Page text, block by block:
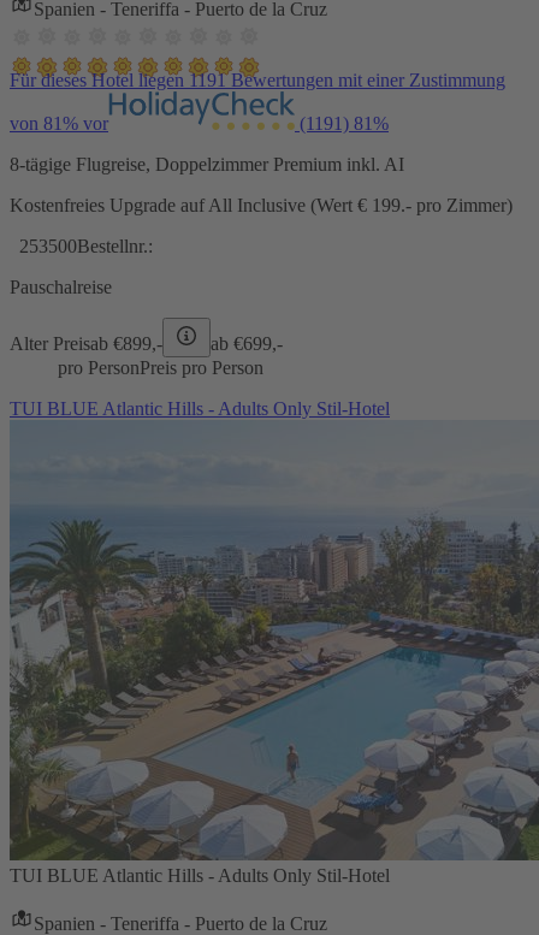
Spanien - Teneriffa - Puerto de la Cruz
Für dieses Hotel liegen 1191 Bewertungen mit einer Zustimmung
von 81% vor (1191) 81%
8-tägige Flugreise, Doppelzimmer Premium inkl. AI
Kostenfreies Upgrade auf All Inclusive (Wert € 199.- pro Zimmer)
253500Bestellnr.:
Pauschalreise
Alter Preisab €899,- ab €699,-
pro PersonPreis pro Person
TUI BLUE Atlantic Hills - Adults Only Stil-Hotel
TUI BLUE Atlantic Hills - Adults Only Stil-Hotel
Spanien - Teneriffa - Puerto de la Cruz